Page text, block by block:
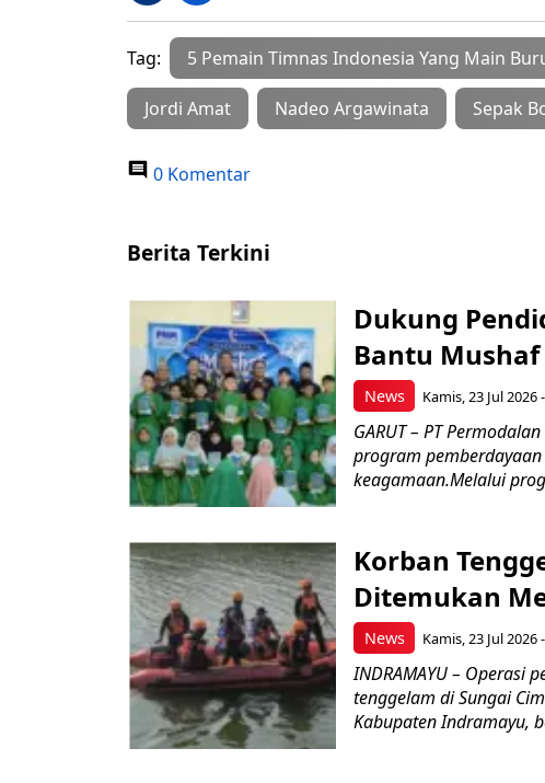
Tag: 5 Pemain Timnas Indonesia Yang Main
Jordi Amat Nadeo Argawinata Sepak
0 Komentar
Berita Terkini
News
Dukung
Bantu
Kamis, 23 Jul 2026
GARUT – PT
program
keagamaan.Melalui
News
Korban
Ditemukan
Kamis, 23 Jul 2026
INDRAMAYU – Operasi
tenggelam di Sungai
Kabupaten Indramayu,